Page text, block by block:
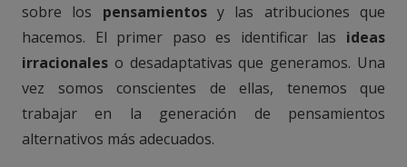
sobre los pensamientosy las atribuciones que
hacemos. El primer paso es identificar las ideas
irracionales o desadaptativas que generamos. Una
vez somos conscientes de ellas, tenemos que
trabajar en la generación de pensamientos
alternativos más adecuados.